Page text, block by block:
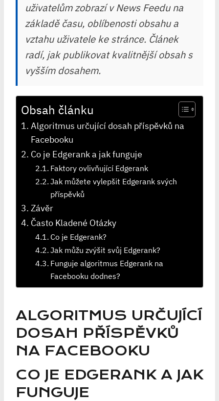
uživatelům zobrazí v News Feedu na
základě času, oblíbenosti obsahu a
vztahu uživatele ke stránce. Článek
radí, jak publikovat kvalitnější obsah s
vyšším dosahem.
Obsah článku
Algoritmus určující dosah příspěvků na
Facebooku
Co je Edgerank a jak funguje
Faktory ovlivňující Edgerank
Jak můžete vylepšit Edgerank svých
příspěvků
Závěr
Často Kladené Otázky
Co je Edgerank?
Jak můžu zvýšit svůj Edgerank?
Funguje algoritmus Edgerank na
Facebooku dodnes?
ALGORITMUS URČUJÍCÍ
DOSAH PŘÍSPĚVKŮ
NA FACEBOOKU
CO JE EDGERANK A JAK
FUNGUJE